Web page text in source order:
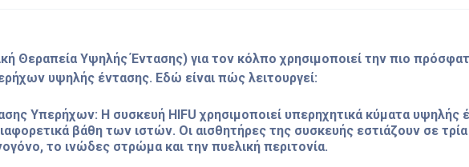
Θεραπεία Υψηλής Έντασης) για τον κόλπο χρησιμοποιεί την πιο
υψηλής έντασης. Εδώ είναι πώς λειτουργεί:
Υπερήχων: Η συσκευή HIFU χρησιμοποιεί υπερηχητικά κύματα υψηλής
βάθη των ιστών. Οι αισθητήρες της συσκευής εστιάζουν σε τρία
το ινώδες στρώμα και την πυελική περιτονία.